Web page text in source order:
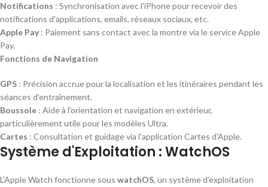
Notifications : Synchronisation avec l'iPhone pour recevoir des
notifications d'applications, emails, réseaux sociaux, etc.
Apple Pay : Paiement sans contact avec la montre via le service Apple
Pay.
Fonctions de Navigation
GPS : Précision accrue pour la localisation et les itinéraires pendant les
séances d'entraînement.
Boussole : Aide à l'orientation et navigation en extérieur,
particulièrement utile pour les modèles Ultra.
Cartes : Consultation et guidage via l'application Cartes d'Apple.
Système d'Exploitation : WatchOS
L'Apple Watch fonctionne sous watchOS, un système d'exploitation